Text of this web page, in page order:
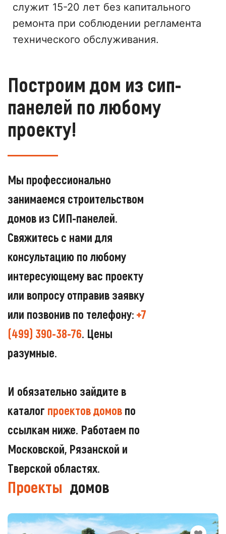
служит 15-20 лет без капитального
ремонта при соблюдении регламента
технического обслуживания.
Построим дом из сип-
панелей по любому
проекту!
Мы профессионально
занимаемся строительством
домов из СИП-панелей.
Свяжитесь с нами для
консультацию по любому
интересующему вас проекту
или вопросу отправив заявку
или позвонив по телефону: +7
(499) 390-38-76. Цены
разумные.
И обязательно зайдите в
каталог проектов домов по
ссылкам ниже. Работаем по
Московской, Рязанской и
Тверской областях.
Проекты домов